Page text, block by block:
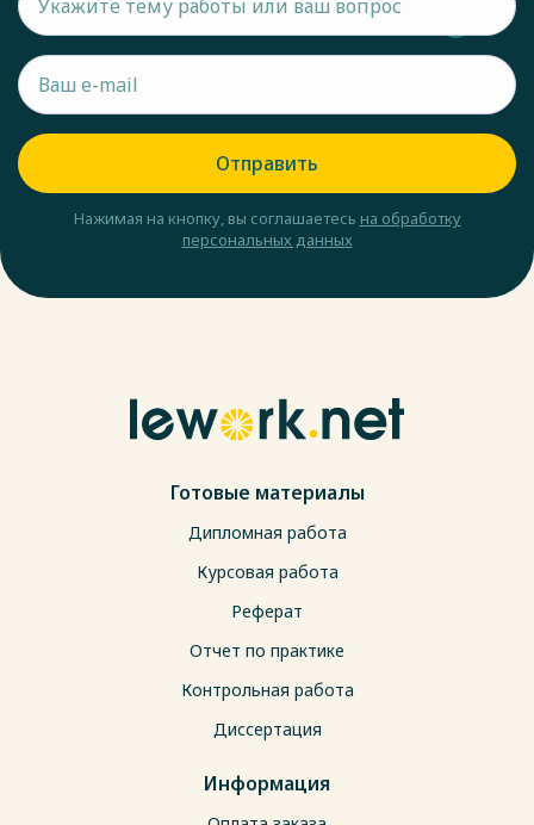
Отправить
Нажимая на кнопку, вы соглашаетесь на обработку
персональных данных
Готовые материалы
Дипломная работа
Курсовая работа
Реферат
Отчет по практике
Контрольная работа
Диссертация
Информация